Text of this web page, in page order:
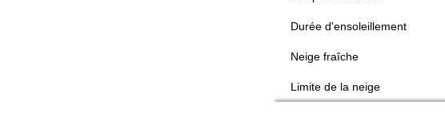
Durée d'ensoleillement
Neige fraîche
Limite de la neige